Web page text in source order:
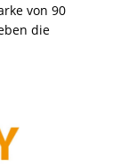
von 90
die